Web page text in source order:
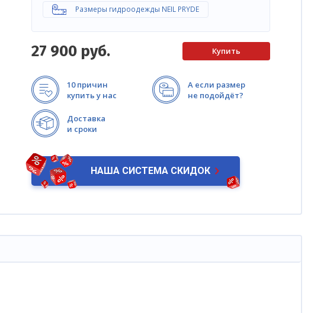
Размеры гидроодежды NEIL PRYDE
27 900 руб.
10 причин
купить у нас
А если размер
не подойдёт?
Доставка
и сроки
НАША СИСТЕМА СКИДОК